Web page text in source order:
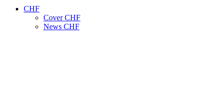
CHF
Cover CHF
News CHF